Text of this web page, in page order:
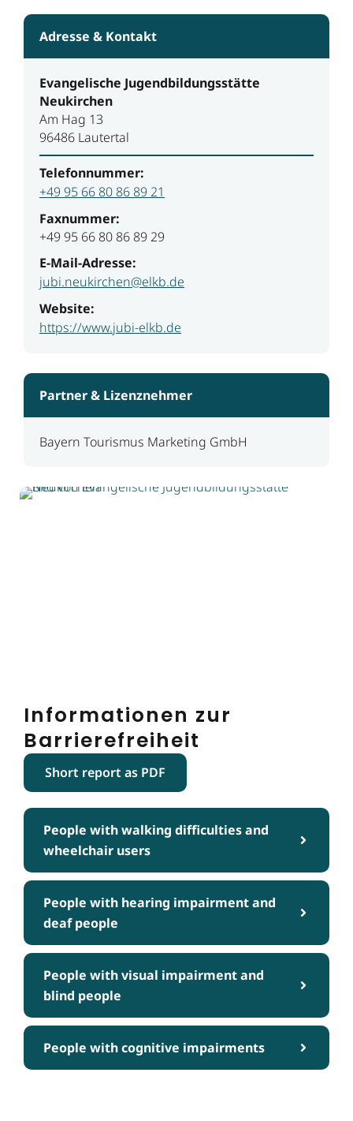
Adresse & Kontakt
Evangelische Jugendbildungsstätte
Neukirchen
Am Hag 13
96486 Lautertal
Telefonnummer:
+49 95 66 80 86 89 21
Faxnummer:
+49 95 66 80 86 89 29
E-Mail-Adresse:
jubi.neukirchen@elkb.de
Website:
https://www.jubi-elkb.de
Partner & Lizenznehmer
Bayern Tourismus Marketing GmbH
Informationen zur
Barrierefreiheit
Short report as PDF
People with walking difficulties and
wheelchair users
People with hearing impairment and
deaf people
People with visual impairment and
blind people
People with cognitive impairments